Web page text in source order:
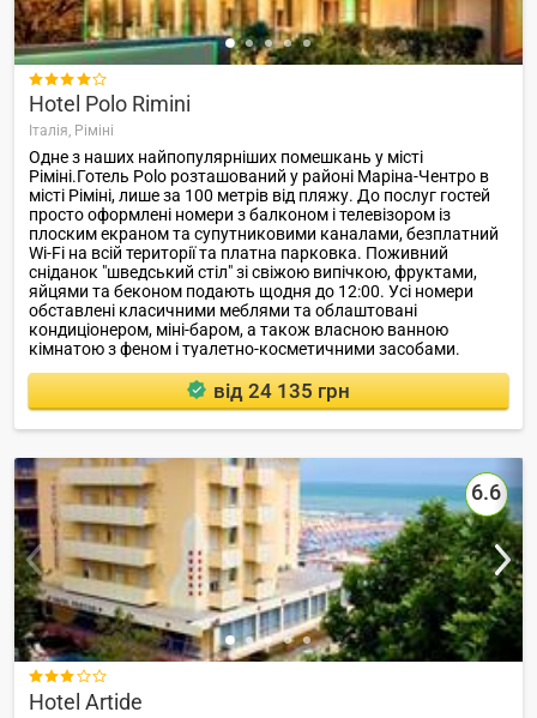

Hotel Polo Rimini
Італія, Ріміні
Одне з наших найпопулярніших помешкань у місті
Ріміні.Готель Polo розташований у районі Маріна-Чентро в
місті Ріміні, лише за 100 метрів від пляжу. До послуг гостей
просто оформлені номери з балконом і телевізором із
плоским екраном та супутниковими каналами, безплатний
Wi-Fi на всій території та платна парковка. Поживний
сніданок "шведський стіл" зі свіжою випічкою, фруктами,
яйцями та беконом подають щодня до 12:00. Усі номери
обставлені класичними меблями та облаштовані
кондиціонером, міні-баром, а також власною ванною
кімнатою з феном і туалетно-косметичними засобами.
від 24 135 грн
6.6

Hotel Artide